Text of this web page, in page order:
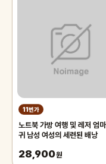
11번가
노트북 가방 여행 및 레저 엄
귀 남성 여성의 세련된 배낭
28,900원